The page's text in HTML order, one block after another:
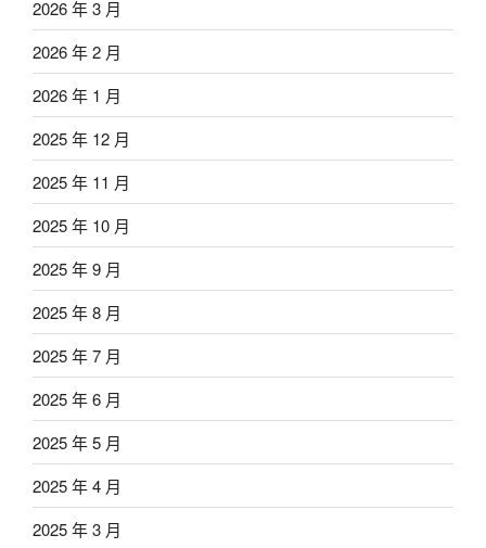
2026 年 3 月
2026 年 2 月
2026 年 1 月
2025 年 12 月
2025 年 11 月
2025 年 10 月
2025 年 9 月
2025 年 8 月
2025 年 7 月
2025 年 6 月
2025 年 5 月
2025 年 4 月
2025 年 3 月